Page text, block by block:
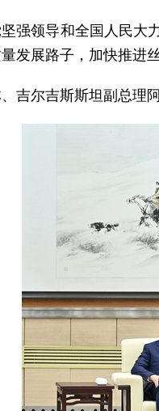
强领导和全国人民大
发展路子，加快推进
吉尔吉斯斯坦副总理